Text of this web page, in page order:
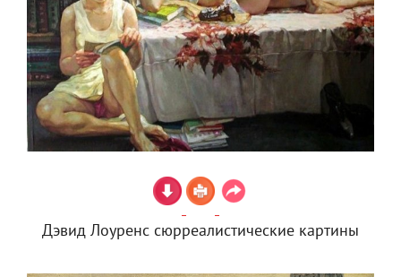
Дэвид Лоуренс сюрреалистические картины